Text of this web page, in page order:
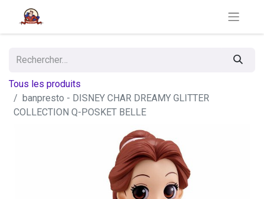
Tous les produits
banpresto - DISNEY CHAR DREAMY GLITTER
COLLECTION Q-POSKET BELLE